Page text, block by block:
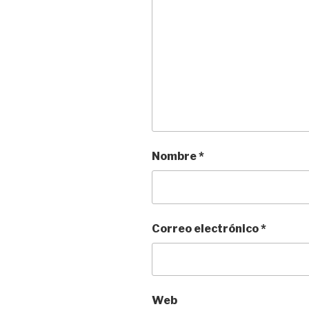
Nombre*
Correo electrónico*
Web